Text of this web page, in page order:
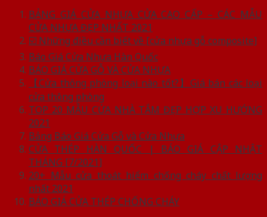
BẢNG GIÁ CỬA NHỰA CỬA CAO CẤP – CÁC MẪU
CỬA NHỰA ĐẸP NHẤT 2021
☑️ Những điều cần biết về [cửa nhựa gỗ composite]
Báo Giá Cửa Nhựa Hàn Quốc
BÁO GIÁ CỬA GỖ VÀ CỬA NHỰA
【Cửa thông phòng loại nào tốt?】Giá bán các loại
cửa thông phòng
TOP 20 MẪU CỬA NHÀ TẮM ĐẸP HỢP XU HƯỚNG
2021
Bảng Báo Giá Cửa Gỗ và Cửa Nhựa
CỬA THÉP HÀN QUỐC | BÁO GIÁ CẬP NHẬT
THÁNG [7/2021]
20+ Mẫu cửa thoát hiểm chống cháy chất lượng
nhất 2021
BÁO GIÁ CỬA THÉP CHỐNG CHÁY